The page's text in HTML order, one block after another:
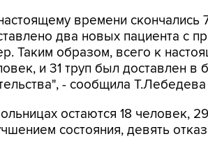
времени
два новых пациента с
Таким образом, всего к
и 31 труп был доставлен
- сообщила
остаются 18 человек,
состояния, девять